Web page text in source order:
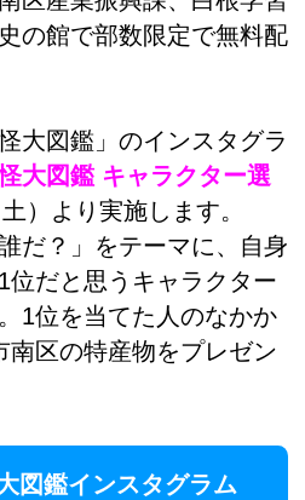
の館で部数限定で無料配
大図鑑」のインスタグラ
大図鑑 キャラクター選
）より実施します。
だ？」をテーマに、自身
位だと思うキャラクター
1位を当てた人のなかか
南区の特産物をプレゼン
図鑑インスタグラム